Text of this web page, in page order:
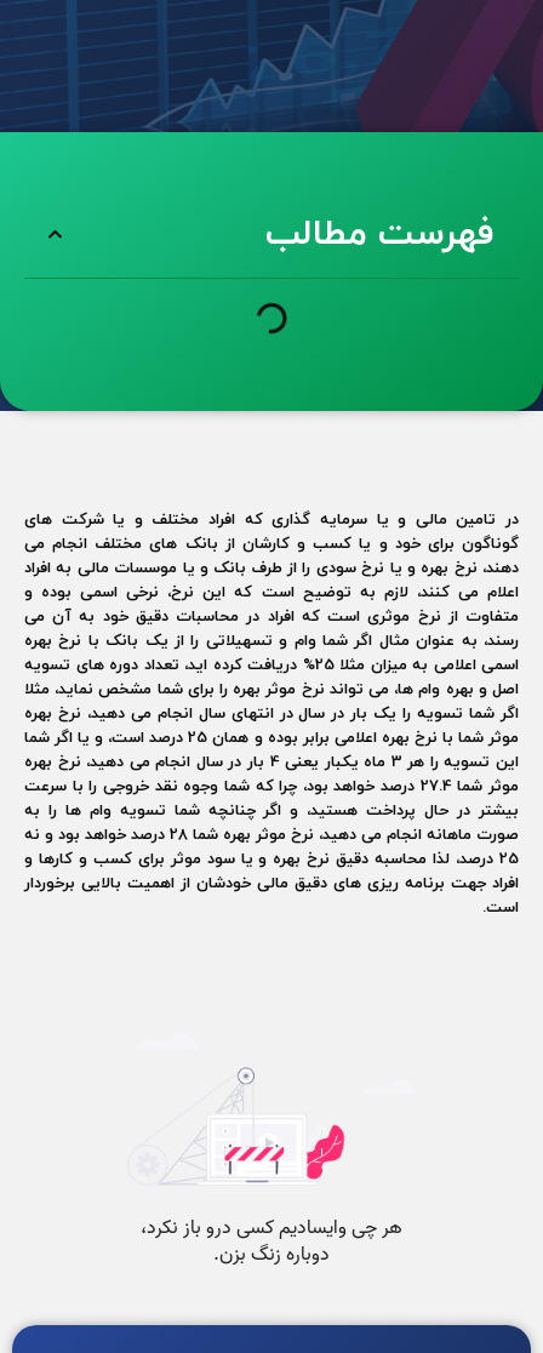
فهرست مطالب
در تامین مالی و یا سرمایه گذاری که افراد مختلف و یا شرکت های
گوناگون برای خود و یا کسب و کارشان از بانک های مختلف انجام می
دهند، نرخ بهره و یا نرخ سودی را از طرف بانک و یا موسسات مالی به افراد
اعلام می کنند، لازم به توضیح است که این نرخ، نرخی اسمی بوده و
متفاوت از نرخ موثری است که افراد در محاسبات دقیق خود به آن می
رسند، به عنوان مثال اگر شما وام و تسهیلاتی را از یک بانک با نرخ بهره
اسمی اعلامی به میزان مثلا 25% دریافت کرده اید، تعداد دوره های تسویه
اصل و بهره وام ها، می تواند نرخ موثر بهره را برای شما مشخص نماید، مثلا
اگر شما تسویه را یک بار در سال در انتهای سال انجام می دهید، نرخ بهره
موثر شما با نرخ بهره اعلامی برابر بوده و همان 25 درصد است، و یا اگر شما
این تسویه را هر 3 ماه یکبار یعنی 4 بار در سال انجام می دهید، نرخ بهره
موثر شما 27.4 درصد خواهد بود، چرا که شما وجوه نقد خروجی را با سرعت
بیشتر در حال پرداخت هستید، و اگر چنانچه شما تسویه وام ها را به
صورت ماهانه انجام می دهید، نرخ موثر بهره شما 28 درصد خواهد بود و نه
25 درصد، لذا محاسبه دقیق نرخ بهره و یا سود موثر برای کسب و کارها و
افراد جهت برنامه ریزی های دقیق مالی خودشان از اهمیت بالایی برخوردار
است.